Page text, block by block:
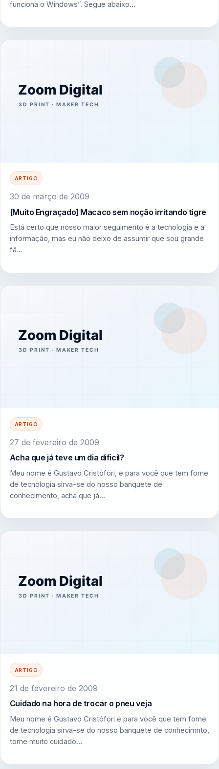
funciona o Windows”. Segue abaixo…
ARTIGO
30 de março de 2009
[Muito Engraçado] Macaco sem noção irritando tigre
Está certo que nosso maior seguimento é a tecnologia e a
informação, mas eu não deixo de assumir que sou grande
fã…
ARTIGO
27 de fevereiro de 2009
Acha que já teve um dia dificil?
Meu nome é Gustavo Cristófori, e para você que tem fome
de tecnologia sirva-se do nosso banquete de
conhecimento, acha que já…
ARTIGO
21 de fevereiro de 2009
Cuidado na hora de trocar o pneu veja
Meu nome é Gustavo Cristófori e para você que tem fome
de tecnologia sirva-se do nosso banquete de conhecimnto,
tome muito cuidado…